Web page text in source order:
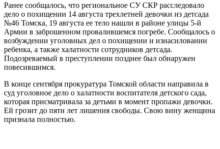
Ранее сообщалось, что региональное СУ СКР расследовало
дело о похищении 14 августа трехлетней девочки из детсада
№46 Томска, 19 августа ее тело нашли в районе улицы 5-й
Армии в заброшенном провалившемся погребе. Сообщалось о
возбуждении уголовных дел о похищении и изнасиловании
ребенка, а также халатности сотрудников детсада.
Подозреваемый в преступлении позднее был обнаружен
повесившимся.
В конце сентября прокуратура Томской области направила в
суд уголовное дело о халатности воспитателя детского сада,
которая присматривала за детьми в момент пропажи девочки.
Ей грозит до пяти лет лишения свободы. Свою вину женщина
признала полностью.